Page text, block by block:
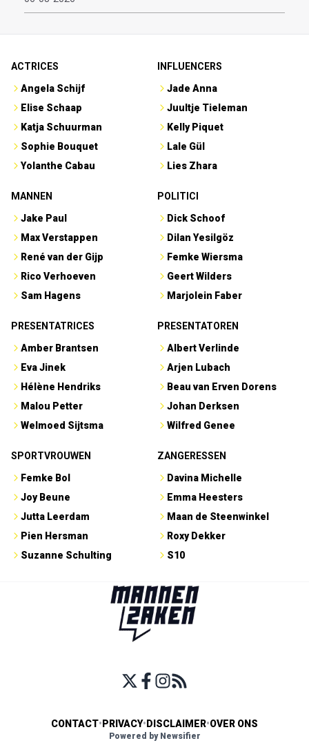
ACTRICES
Angela Schijf
Elise Schaap
Katja Schuurman
Sophie Bouquet
Yolanthe Cabau
INFLUENCERS
Jade Anna
Juultje Tieleman
Kelly Piquet
Lale Gül
Lies Zhara
MANNEN
Jake Paul
Max Verstappen
René van der Gijp
Rico Verhoeven
Sam Hagens
POLITICI
Dick Schoof
Dilan Yesilgöz
Femke Wiersma
Geert Wilders
Marjolein Faber
PRESENTATRICES
Amber Brantsen
Eva Jinek
Hélène Hendriks
Malou Petter
Welmoed Sijtsma
PRESENTATOREN
Albert Verlinde
Arjen Lubach
Beau van Erven Dorens
Johan Derksen
Wilfred Genee
SPORTVROUWEN
Femke Bol
Joy Beune
Jutta Leerdam
Pien Hersman
Suzanne Schulting
ZANGERESSEN
Davina Michelle
Emma Heesters
Maan de Steenwinkel
Roxy Dekker
S10
CONTACT• PRIVACY• DISCLAIMER•OVER ONS
Powered by Newsifier